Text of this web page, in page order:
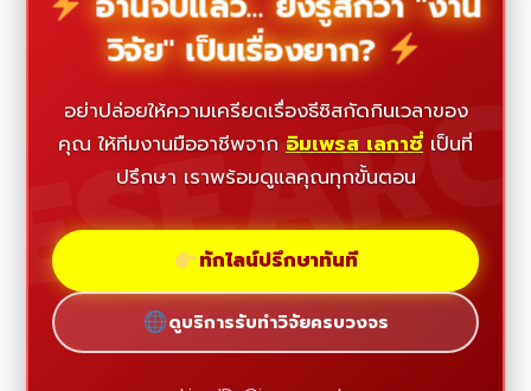
วิจัย" เป็นเรื่องยาก?
อย่าปล่อยให้ความเครียดเรื่องธีซิสกัดกินเวลาของ
คุณ ให้ทีมงานมืออาชีพจาก อิมเพรส เลกาซี่ เป็นที่
ปรึกษา เราพร้อมดูแลคุณทุกขั้นตอน
ทักไลน์ปรึกษาทันที
ดูบริการรับทำวิจัยครบวงจร